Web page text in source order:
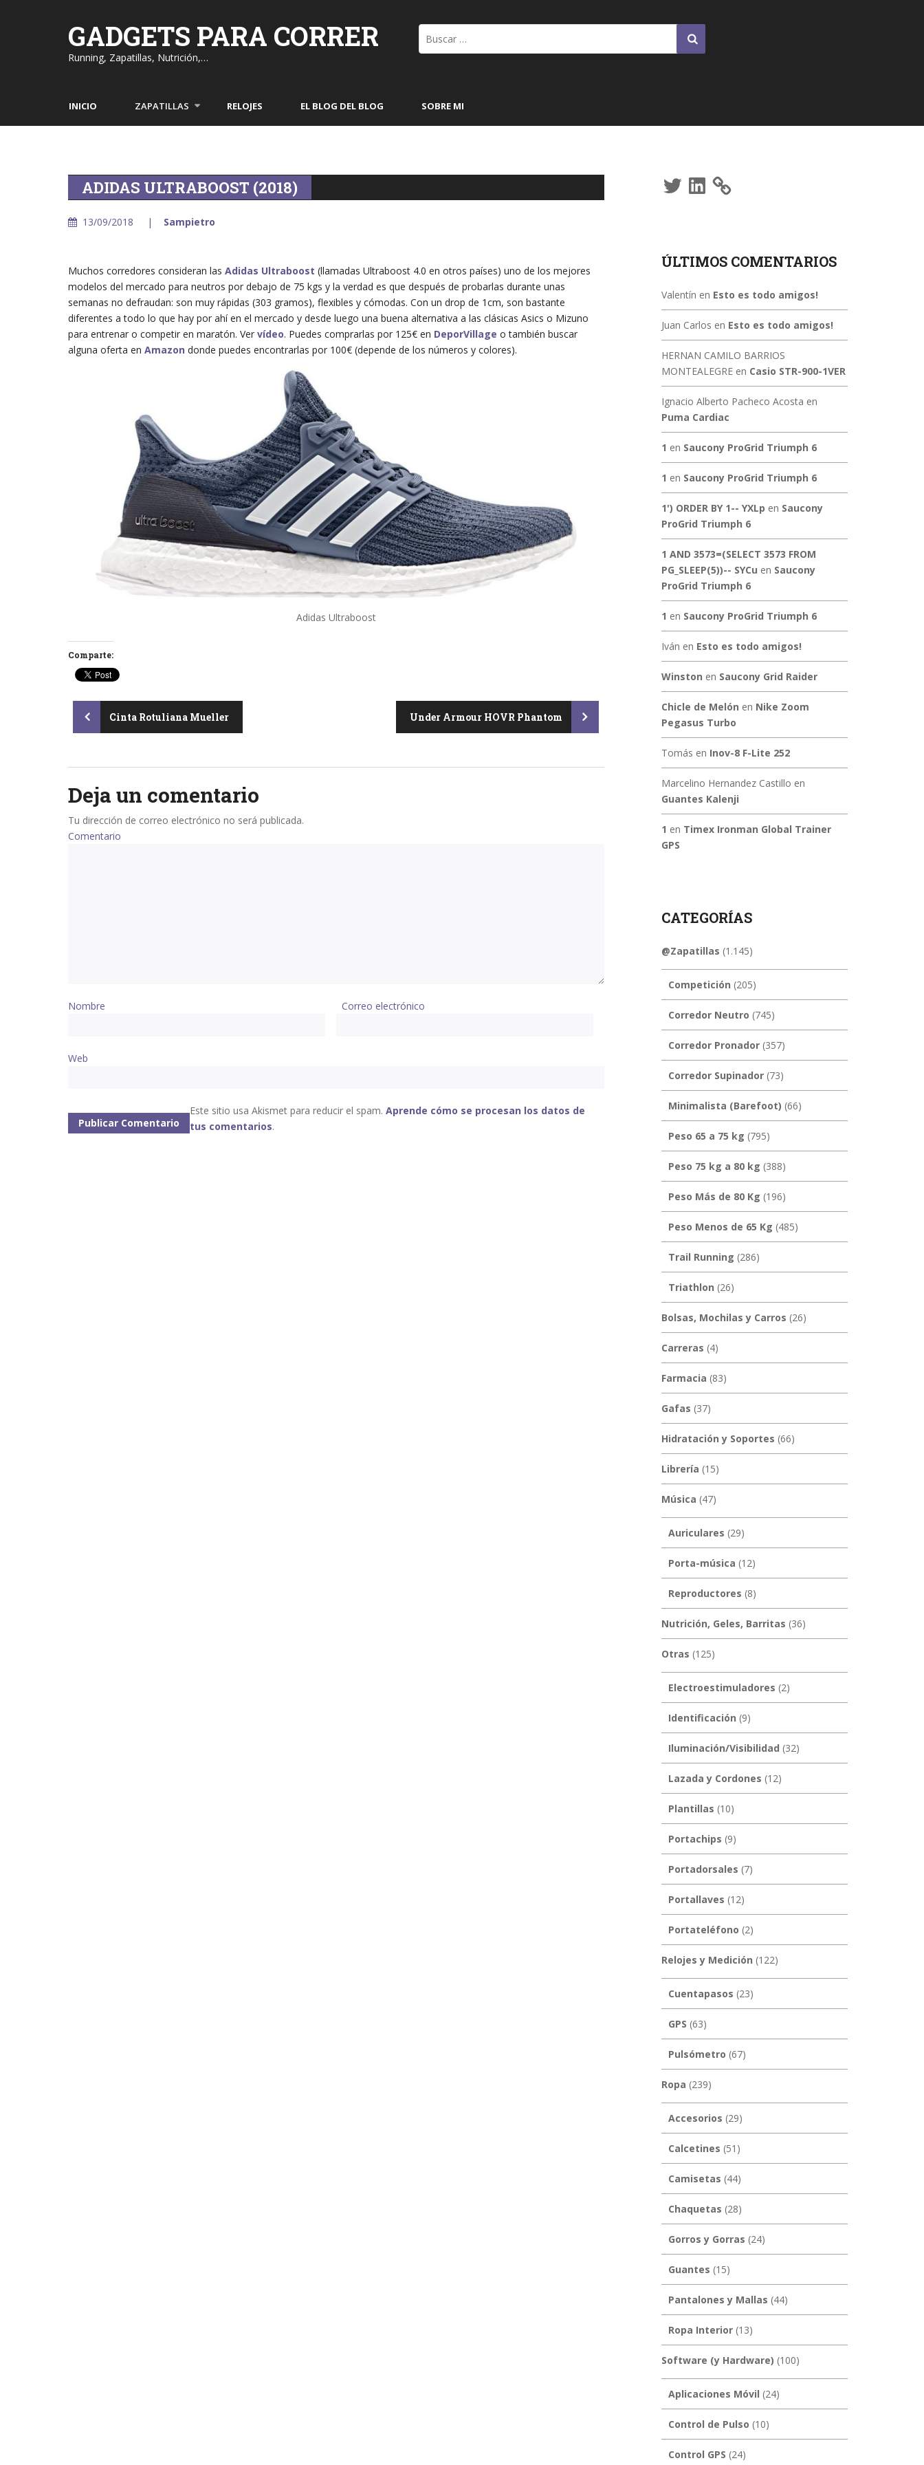
GADGETS PARA CORRER
Running, Zapatillas, Nutrición,…
INICIO ZAPATILLAS RELOJES EL BLOG DEL BLOG SOBRE MI
ADIDAS ULTRABOOST (2018)
13/09/2018 Sampietro
Muchos corredores consideran las Adidas Ultraboost (llamadas Ultraboost 4.0 en otros países) uno de los mejores
modelos del mercado para neutros por debajo de 75 kgs y la verdad es que después de probarlas durante unas
semanas no defraudan: son muy rápidas (303 gramos), flexibles y cómodas. Con un drop de 1cm, son bastante
diferentes a todo lo que hay por ahí en el mercado y desde luego una buena alternativa a las clásicas Asics o Mizuno
para entrenar o competir en maratón. Ver vídeo. Puedes comprarlas por 125€ en DeporVillage o también buscar
alguna oferta en Amazon donde puedes encontrarlas por 100€ (depende de los números y colores).
Adidas Ultraboost
Comparte:
Post
navigation
Cinta Rotuliana Mueller Under Armour HOVR Phantom
Deja un comentario
Tu dirección de correo electrónico no será publicada.
Comentario
Nombre Correo electrónico
Web
Este sitio usa Akismet para reducir el spam. Aprende cómo se procesan los datos de
tus comentarios.
TwitterLinkedIn
ÚLTIMOS COMENTARIOS
Valentín en Esto es todo amigos!
Juan Carlos en Esto es todo amigos!
HERNAN CAMILO BARRIOS
MONTEALEGREen Casio STR-900-1VER
Ignacio Alberto Pacheco Acosta en
Puma Cardiac
1 en Saucony ProGrid Triumph 6
1 en Saucony ProGrid Triumph 6
1') ORDER BY 1-- YXLp en Saucony
ProGrid Triumph 6
1 AND 3573=(SELECT 3573 FROM
PG_SLEEP(5))-- SYCu en Saucony
ProGrid Triumph 6
1 en Saucony ProGrid Triumph 6
Iván en Esto es todo amigos!
Winston en Saucony Grid Raider
Chicle de Melón en Nike Zoom
Pegasus Turbo
Tomás en Inov-8 F-Lite 252
Marcelino Hernandez Castillo en
Guantes Kalenji
1 en Timex Ironman Global Trainer
GPS
CATEGORÍAS
@Zapatillas (1.145)
Competición (205)
Corredor Neutro (745)
Corredor Pronador(357)
Corredor Supinador(73)
Minimalista (Barefoot) (66)
Peso 65 a 75 kg (795)
Peso 75 kg a 80 kg (388)
Peso Más de 80 Kg (196)
Peso Menos de 65 Kg (485)
Trail Running (286)
Triathlon (26)
Bolsas, Mochilas y Carros (26)
Carreras (4)
Farmacia (83)
Gafas (37)
Hidratación y Soportes (66)
Librería (15)
Música (47)
Auriculares (29)
Porta-música (12)
Reproductores (8)
Nutrición, Geles, Barritas (36)
Otras (125)
Electroestimuladores (2)
Identificación (9)
Iluminación/Visibilidad (32)
Lazada y Cordones (12)
Plantillas (10)
Portachips (9)
Portadorsales (7)
Portallaves (12)
Portateléfono (2)
Relojes y Medición (122)
Cuentapasos (23)
GPS (63)
Pulsómetro (67)
Ropa (239)
Accesorios (29)
Calcetines (51)
Camisetas (44)
Chaquetas (28)
Gorros y Gorras (24)
Guantes (15)
Pantalones y Mallas (44)
Ropa Interior(13)
Software (y Hardware) (100)
Aplicaciones Móvil (24)
Control de Pulso (10)
Control GPS (24)